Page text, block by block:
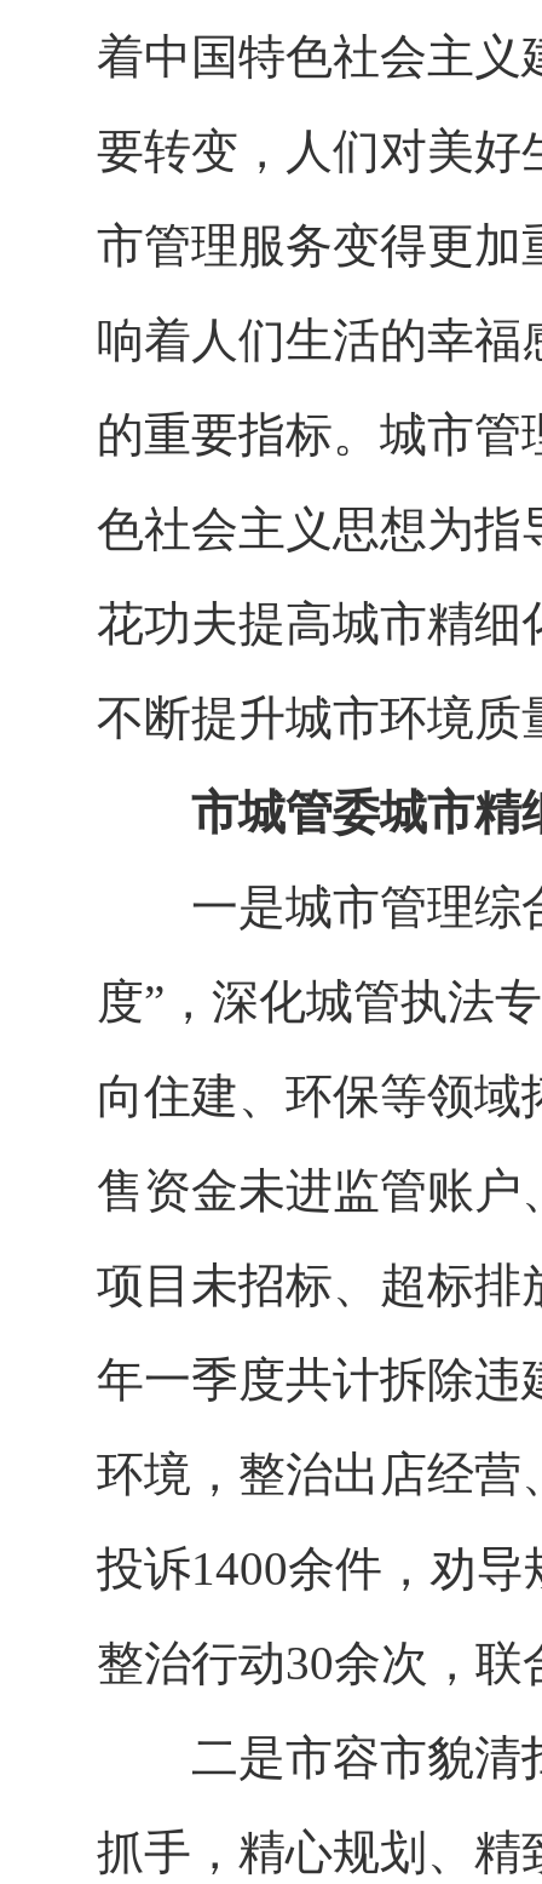
着中国特色社会主
要转变，人们对美好
市管理服务变得更加
响着人们生活的幸
的重要指标。城市
色社会主义思想为指
花功夫提高城市精细
不断提升城市环境质
市城管委城市精
一是城市管理综合
度” ，深化城管执法
向住建、环保等领
售资金未进监管账
项目未招标、超标排
年一季度共计拆除违
环境，整治出店经营
投诉1400余件，劝
整治行动30余次，
二是市容市貌清
抓手，精心规划、精